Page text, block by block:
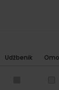
Udžbenik